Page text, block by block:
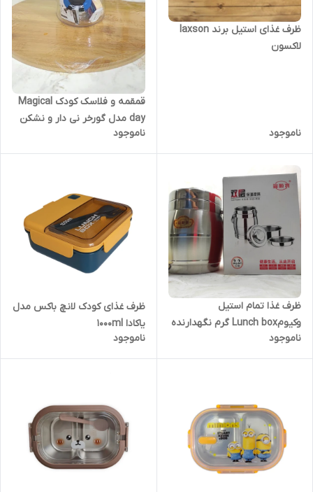
ظرف غذای استیل برند laxson
لاکسون
ناموجود
قمقمه و فلاسک کودک Magical
day مدل گورخر نی دار و نشکن
وارداتی
ناموجود
ظرف غذا تمام استیل
وکیومLunch box گرم نگهدارنده
ناموجود
ظرف غذای کودک لانچ باکس مدل
یاکادا 1000ml
ناموجود